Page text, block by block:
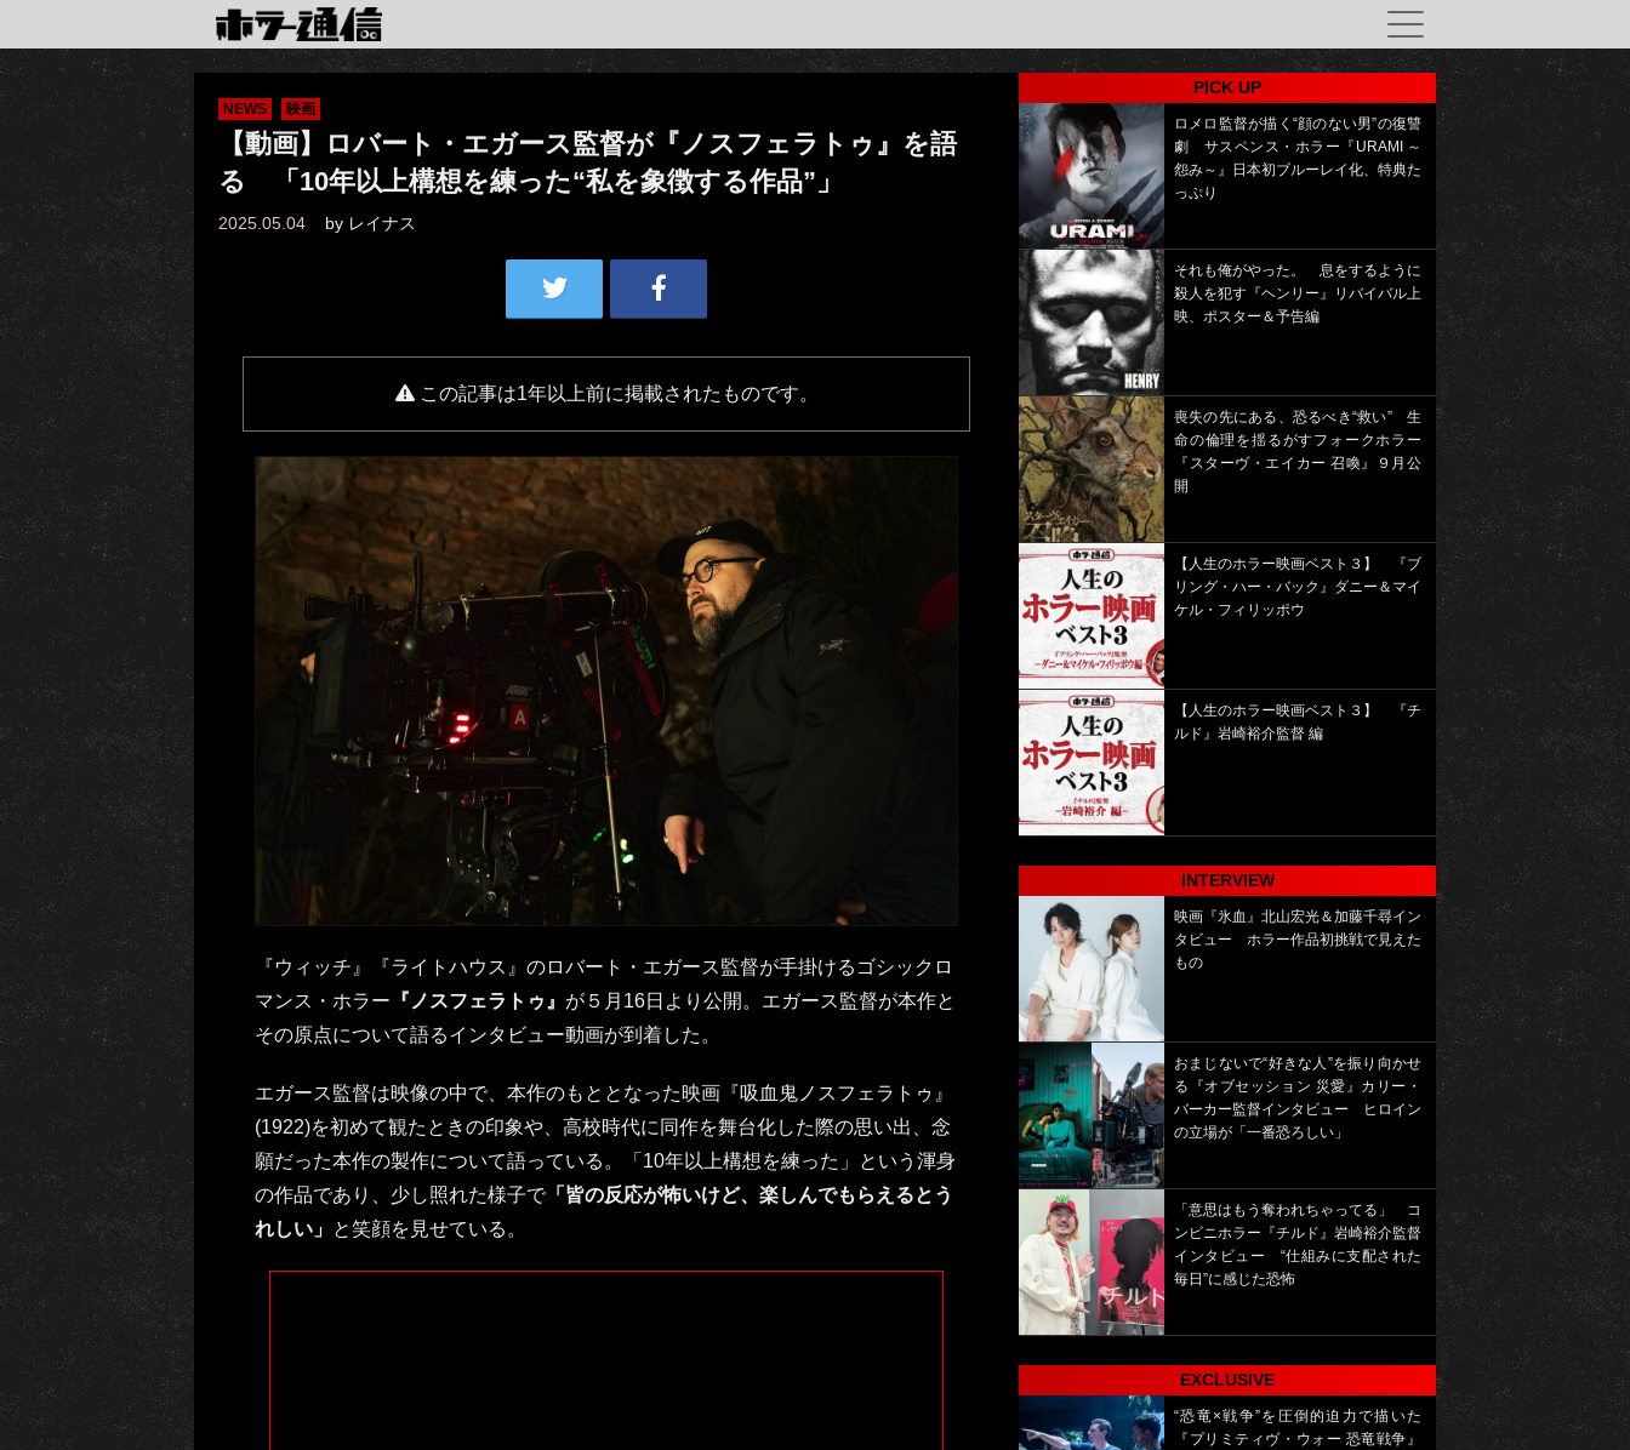
NEWS 映画
【動画】ロバート・エガース監督が『ノスフェラトゥ』を語
る 「10年以上構想を練った“私を象徴する作品”」
2025.05.04 by レイナス
この記事は1年以上前に掲載されたものです。
『ウィッチ』『ライトハウス』のロバート・エガース監督が手掛けるゴシックロ
マンス・ホラー 『ノスフェラトゥ』 が５月16日より公開。エガース監督が本作と
その原点について語るインタビュー動画が到着した。
エガース監督は映像の中で、本作のもととなった映画『吸血鬼ノスフェラトゥ』
(1922)を初めて観たときの印象や、高校時代に同作を舞台化した際の思い出、念
願だった本作の製作について語っている。「10年以上構想を練った」という渾身
の作品であり、少し照れた様子で「皆の反応が怖いけど、楽しんでもらえるとう
れしい」 と笑顔を見せている。
PICK UP
ロメロ監督が描く“顔のない男”の復讐
劇 サスペンス・ホラー『URAMI ～
怨み～』日本初ブルーレイ化、特典た
っぷり
それも俺がやった。 息をするように
殺人を犯す『ヘンリー』リバイバル上
映、ポスター＆予告編
喪失の先にある、恐るべき“救い” 生
命の倫理を揺るがすフォークホラー
『スターヴ・エイカー 召喚』９月公
開
【人生のホラー映画ベスト３】 『ブ
リング・ハー・バック』ダニー＆マイ
ケル・フィリッポウ
【人生のホラー映画ベスト３】 『チ
ルド』岩崎裕介監督 編
INTERVIEW
映画『氷血』北山宏光＆加藤千尋イン
タビュー ホラー作品初挑戦で見えた
もの
おまじないで“好きな人”を振り向かせ
る『オブセッション 災愛』カリー・
バーカー監督インタビュー ヒロイン
の立場が「一番恐ろしい」
「意思はもう奪われちゃってる」 コ
ンビニホラー『チルド』岩崎裕介監督
インタビュー “仕組みに支配された
毎日”に感じた恐怖
EXCLUSIVE
“恐竜×戦争”を圧倒的迫力で描いた
『プリミティヴ・ウォー 恐竜戦争』